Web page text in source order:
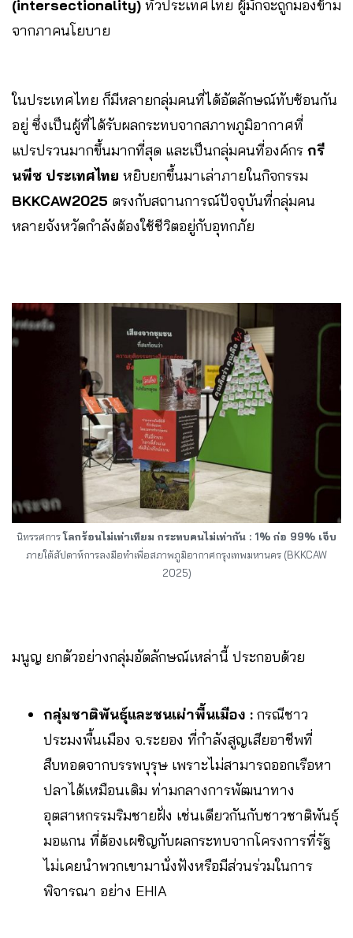
(intersectionality) ทั่วประเทศไทย ผู้มักจะถูกมองข้าม
จากภาคนโยบาย
ในประเทศไทย ก็มีหลายกลุ่มคนที่ได้อัตลักษณ์ทับซ้อนกัน
อยู่ ซึ่งเป็นผู้ที่ได้รับผลกระทบจากสภาพภูมิอากาศที่
แปรปรวนมากขึ้นมากที่สุด และเป็นกลุ่มคนที่องค์กร กรี
นพีซ ประเทศไทย หยิบยกขึ้นมาเล่าภายในกิจกรรม
BKKCAW2025 ตรงกับสถานการณ์ปัจจุบันที่กลุ่มคน
หลายจังหวัดกำลังต้องใช้ชีวิตอยู่กับอุทกภัย
นิทรรศการโลกร้อนไม่เท่าเทียม กระทบคนไม่เท่ากัน : 1% ก่อ 99% เจ็บ
ภายใต้สัปดาห์การลงมือทำเพื่อสภาพภูมิอากาศกรุงเทพมหานคร (BKKCAW
2025)
มนูญ ยกตัวอย่างกลุ่มอัตลักษณ์เหล่านี้ ประกอบด้วย
กลุ่มชาติพันธุ์และชนเผ่าพื้นเมือง : กรณีชาว
ประมงพื้นเมือง จ.ระยอง ที่กำลังสูญเสียอาชีพที่
สืบทอดจากบรรพบุรุษ เพราะไม่สามารถออกเรือหา
ปลาได้เหมือนเดิม ท่ามกลางการพัฒนาทาง
อุตสาหกรรมริมชายฝั่ง เช่นเดียวกันกับชาวชาติพันธุ์
มอแกน ที่ต้องเผชิญกับผลกระทบจากโครงการที่รัฐ
ไม่เคยนำพวกเขามานั่งฟังหรือมีส่วนร่วมในการ
พิจารณา อย่าง EHIA